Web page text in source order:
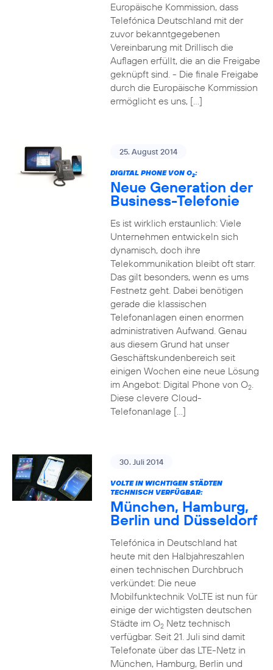
Europäische Kommission, dass
Telefónica Deutschland mit der
zuvor bekanntgegebenen
Vereinbarung mit Drillisch die
Auflagen erfüllt, die an die Freigabe
geknüpft sind. - Die finale Freigabe
durch die Europäische Kommission
ermöglicht es uns, […]
25. August 2014
DIGITAL PHONE VON O2:
Neue Generation der
Business-Telefonie
Es ist wirklich erstaunlich: Viele
Unternehmen entwickeln sich
dynamisch, doch ihre
Telekommunikation bleibt oft starr.
Das gilt besonders, wenn es ums
Festnetz geht. Dabei benötigen
gerade die klassischen
Telefonanlagen einen enormen
administrativen Aufwand. Genau
aus diesem Grund hat unser
Geschäftskundenbereich seit
einigen Wochen eine neue Lösung
im Angebot: Digital Phone von O2.
Diese clevere Cloud-
Telefonanlage […]
30. Juli 2014
VOLTE IN WICHTIGEN STÄDTEN
TECHNISCH VERFÜGBAR:
München, Hamburg,
Berlin und Düsseldorf
Telefónica in Deutschland hat
heute mit den Halbjahreszahlen
einen technischen Durchbruch
verkündet: Die neue
Mobilfunktechnik VoLTE ist nun für
einige der wichtigsten deutschen
Städte im O2Netz technisch
verfügbar. Seit 21. Juli sind damit
Telefonate über das LTE-Netz in
München, Hamburg, Berlin und